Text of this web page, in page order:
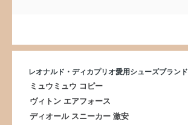
レオナルド・ディカプリオ愛用シューズブランド
ミュウミュウ コピー
ヴィトン エアフォース
ディオール スニーカー 激安